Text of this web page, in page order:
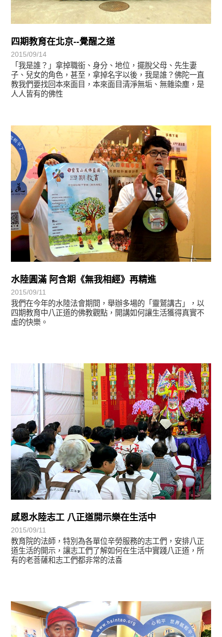
四期教育在北京--覺醒之道
2015/09/14
「我是誰？」拿掉職銜、身分、地位，擺脫父母、先生妻
子、兒女的角色，甚至，拿掉名字以後，我是誰？佛陀一直
教我們要找回本來面目，本來面目清淨無垢、無雜染塵，是
人人皆有的佛性
水陸圓滿 阿含期《無我相經》再精進
2015/09/11
我們在今年的水陸法會期間，舉辦多場的「靈鷲講古」，以
四期教育中八正道的佛教觀點，開講如何讓生活獲得真實不
虛的快樂。
學習分享
感恩水陸志工 八正道開示樂在生活中
2015/09/11
教育院的法師，特別為各單位辛勞服務的志工們，安排八正
道生活的開示，讓志工們了解如何在生活中實踐八正道，所
有的老菩薩和志工們都非常的法喜
學習分享
學習分享